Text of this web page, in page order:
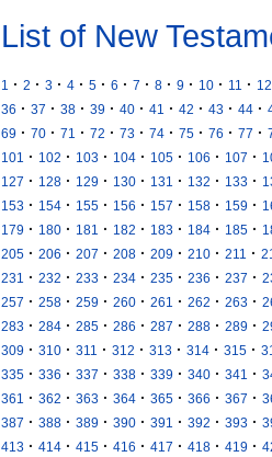
List of New
1 · 2 · 3 · 4 · 5 · 6 · 7 · 8 · 9 · 10 · 11 · 12
36 · 37 · 38 · 39 · 40 · 41 · 42 · 43 · 44 ·
69 · 70 · 71 · 72 · 73 · 74 · 75 · 76 · 77 ·
101
· 102 · 103 · 104 · 105 · 106 · 107 ·
127 · 128 · 129 · 130 · 131 · 132 · 133 ·
153 · 154 · 155 · 156 · 157 · 158 · 159 ·
179 · 180 · 181 · 182 · 183 · 184 · 185 ·
205 · 206 · 207 · 208 · 209 · 210 · 211 ·
231
· 232 · 233 · 234 · 235 · 236 · 237 ·
257 · 258 · 259 · 260 · 261 · 262 · 263 ·
283 · 284 · 285 · 286 · 287 · 288 · 289 ·
309 · 310 · 311 · 312 · 313 · 314 · 315 ·
335 · 336 · 337 · 338 · 339 · 340 · 341 ·
361
· 362 · 363 · 364 · 365 · 366 · 367 ·
387 · 388 · 389 · 390 · 391 · 392 · 393 ·
413 · 414 · 415 · 416 · 417 · 418 · 419 ·